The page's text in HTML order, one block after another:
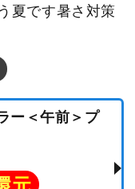
夏です暑さ対策
ー＜午前＞プ